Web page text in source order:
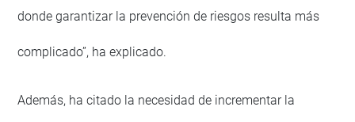
donde garantizar la prevención de riesgos resulta más
complicado”, ha explicado.
Además, ha citado la necesidad de incrementar la